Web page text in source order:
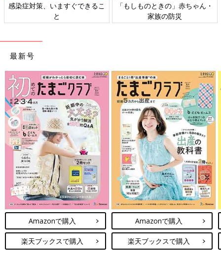
●取り分けるもの
帆立て貝柱・・・1個
牛乳・・・大さじ2
A［大人用の作り方（3）から、かぼちゃ・玉ねぎ（3cm
【作り方】
（1）耐熱容器に帆立て貝柱を入れ、ふんわりとラップをかけて
600Ｗの電子レンジで約1分加熱し、粗くほぐす。Aのかぼちゃは
皮を取り除き、玉ねぎは1～2cmの角切りにする。
（2）ゆで枝豆は、皮を取り除いて刻む。
（3）耐熱容器に（1）を入れ、牛乳を加えて混ぜる。ふんわりと
ラップをかけて電子レンジで約30秒加熱し、取り出して混ぜる。
再度ふんわりとラップをかけて電子レンジで約30秒加熱する。器
に（3）を盛り、（2）をのせる。
■監修・調理／赤堀博美先生（赤堀料理学園院長・管理栄養士）
■撮影／中川朋和（ミノワスタジオ）
関連：「ツナの豆腐サンド」大人ごはん＆幼児食 電子レンジで
、いますぐできるこ
「もしものときの」赤ちゃん・
日本外来
最新号
Amazonで購入
楽天ブックスで購入
Amazonで購入
楽天ブックスで購入